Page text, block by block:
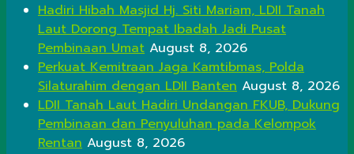
Hadiri Hibah Masjid Hj. Siti Mariam, LDII Tanah
Laut Dorong Tempat Ibadah Jadi Pusat
Pembinaan Umat August 8, 2026
Perkuat Kemitraan Jaga Kamtibmas, Polda
Silaturahim dengan LDII Banten August 8, 2026
LDII Tanah Laut Hadiri Undangan FKUB, Dukung
Pembinaan dan Penyuluhan pada Kelompok
Rentan August 8, 2026